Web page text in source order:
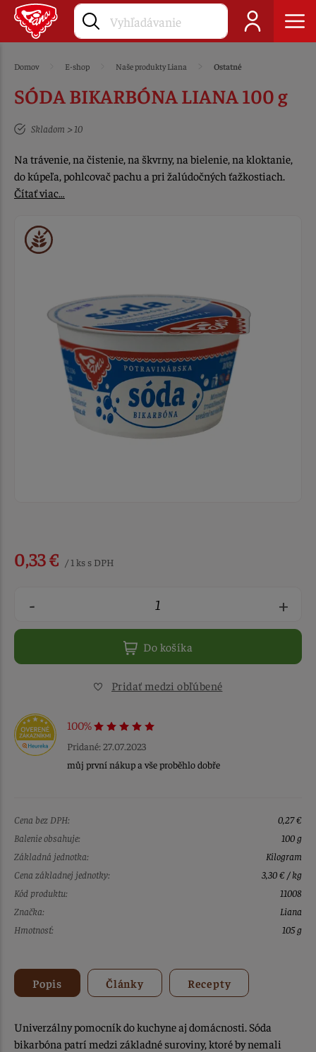
Domov E-shop Naše produkty Liana Ostatné
SÓDA BIKARBÓNA LIANA 100 g
Skladom > 10
Na trávenie, na čistenie, na škvrny, na bielenie, na kloktanie,
do kúpeľa, pohlcovač pachu a pri žalúdočných ťažkostiach.
Čítať viac…
0,33 € / 1 ks s DPH
- +
Do košíka
Pridať medzi obľúbené
100%
Pridané: 27.07.2023
můj první nákup a vše proběhlo dobře
Cena bez DPH:
0,27 €
Balenie obsahuje:
100 g
Základná jednotka:
Kilogram
Cena základnej jednotky:
3,30 € / kg
Kód produktu:
11008
Značka:
Liana
Hmotnosť:
105 g
Popis Články Recepty
Univerzálny pomocník do kuchyne aj domácnosti. Sóda
bikarbóna patrí medzi základné suroviny, ktoré by nemali